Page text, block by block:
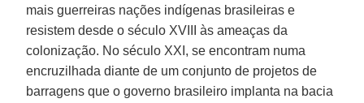
mais guerreiras nações indígenas brasileiras e
resistem desde o século XVIII às ameaças da
colonização. No século XXI, se encontram numa
encruzilhada diante de um conjunto de projetos de
barragens que o governo brasileiro implanta na bacia